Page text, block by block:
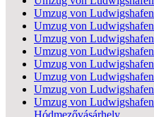
Umzug von
Umzug von
Umzug von
Umzug von
Umzug von
Umzug von
Umzug von
Umzug von
Hódmezővásárhely